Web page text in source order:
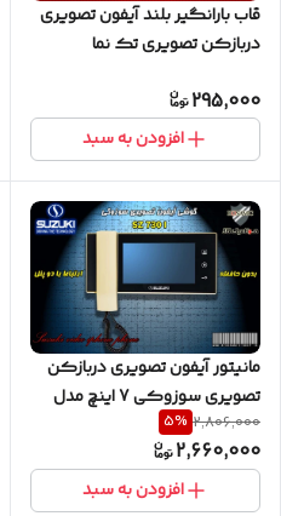
قاب بارانگیر بلند آیفون تصویری
دربازکن تصویری تک نما
295,000
افزودن به سبد
مانیتور آیفون تصویری دربازکن
تصویری سوزوکی 7 اینچ مدل
SZ 730I طلایی
2,806,000
5%
2,660,000
افزودن به سبد